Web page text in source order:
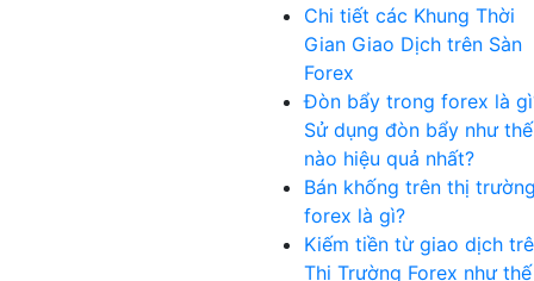
Chi tiết các Khung Thời
Gian Giao Dịch trên Sàn
Forex
Đòn bẩy trong forex là
Sử dụng đòn bẩy như thế
nào hiệu quả nhất?
Bán khống trên thị trường
forex là gì?
Kiếm tiền từ giao dịch
Thị Trường Forex như thế